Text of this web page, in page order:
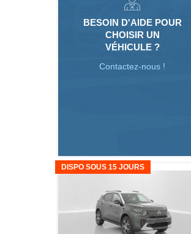
BESOIN D'AIDE POUR
CHOISIR UN
VÉHICULE ?
Contactez-nous !
DISPO SOUS 15 JOURS